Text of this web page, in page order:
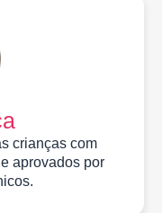
crianças com
aprovados por